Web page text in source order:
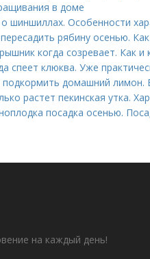
в доме
шиншиллах. Особенности
рябину осенью.
когда созревает. Как
спеет клюква. Уже
домашний лимон.
растет пекинская утка.
посадка осенью.
на каждый день!